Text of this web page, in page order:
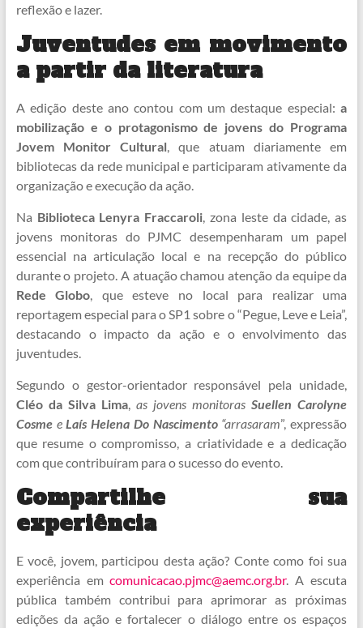
reflexão e lazer.
Juventudes em movimento
a partir da literatura
A edição deste ano contou com um destaque especial:a
mobilização e o protagonismo de jovens do Programa
Jovem Monitor Cultural, que atuam diariamente em
bibliotecas da rede municipal e participaram ativamente da
organização e execução da ação.
Na Biblioteca Lenyra Fraccaroli, zona leste da cidade, as
jovens monitoras do PJMC desempenharam um papel
essencial na articulação local e na recepção do público
durante o projeto. A atuação chamou atenção da equipe da
Rede Globo, que esteve no local para realizar uma
reportagem especial para o SP1 sobre o “Pegue, Leve e Leia”,
destacando o impacto da ação e o envolvimento das
juventudes.
Segundo o gestor-orientador responsável pela unidade,
Cléo da Silva Lima, as jovens monitorasSuellen Carolyne
Cosme eLaís Helena Do Nascimento “arrasaram”, expressão
que resume o compromisso, a criatividade e a dedicação
com que contribuíram para o sucesso do evento.
Compartilhe sua
experiência
E você, jovem, participou desta ação? Conte como foi sua
experiência emcomunicacao.pjmc@aemc.org.br. A escuta
pública também contribui para aprimorar as próximas
edições da ação e fortalecer o diálogo entre os espaços